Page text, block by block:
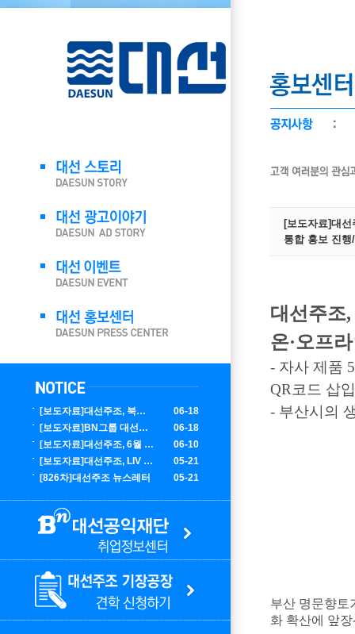
[보도자료]대선주조, 북중미 월드컵 대한민국 응원 에디션 한정 출시
06-18
[보도자료]BN그룹 대선주조, LIV 골프 코리아서 글로벌 마케팅 성료
06-18
[보도자료]대선주조, 6월 부산 K팝 콘서트 홍보 에디션 100만 병 출시
06-10
[보도자료]대선주조, LIV 골프 코리아 공식 주류 후원사 선정
05-21
[826차]대선주조 뉴스레터
05-21
[보도자료]대
통합 홍보 진
대선주조
온·오프
- 자사 제품
QR코드 삽입
- 부산시의
부산 명문향토
화 확산에 앞